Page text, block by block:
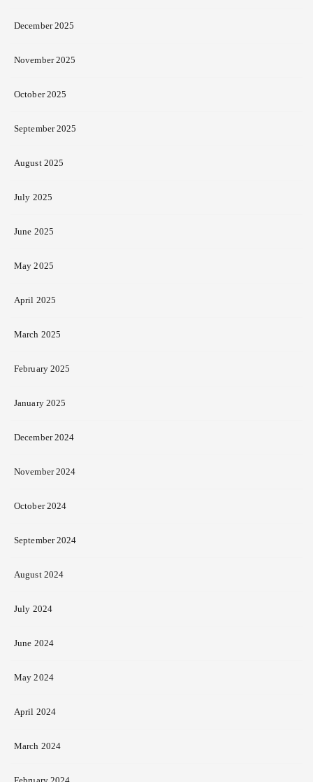
December 2025
November 2025
October 2025
September 2025
August 2025
July 2025
June 2025
May 2025
April 2025
March 2025
February 2025
January 2025
December 2024
November 2024
October 2024
September 2024
August 2024
July 2024
June 2024
May 2024
April 2024
March 2024